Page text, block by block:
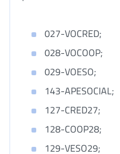
027-VOCRED;
028-VOCOOP;
029-VOESO;
143-APESOCIAL;
127-CRED27;
128-COOP28;
129-VESO29;